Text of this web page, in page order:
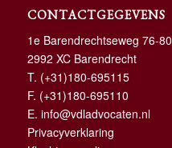
CONTACTGEGEVENS
1e Barendrechtseweg 76-80
2992 XC Barendrecht
T. (+31)180-695115
F. (+31)180-695110
E. info@vdladvocaten.nl
Privacyverklaring